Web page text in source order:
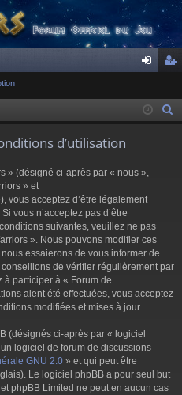
ne cri
d’utilisation
» (désigné ci-après par « nous »,
» et
vous acceptez d’être légalement
vous n’acceptez pas d’être
suivantes, veuillez ne pas
». Nous pouvons modifier ces
essaierons de vous informer de
de vérifier régulièrement par
à participer à « Forum de
aient été effectuées, vous acceptez
modifiées et mises à jour.
(désignés ci-après par « logiciel
logiciel de forum de discussions
GNU 2.0 » et qui peut être
Le logiciel phpBB a pour seul but
phpBB Limited ne peut en aucun cas